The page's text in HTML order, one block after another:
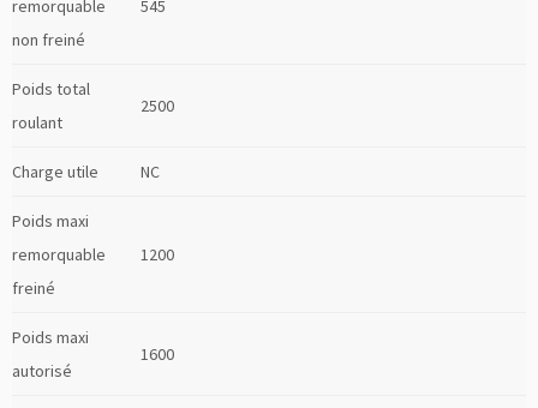
remorquable
non freiné
545
Poids total
roulant
2500
Charge utile NC
Poids maxi
remorquable
freiné
1200
Poids maxi
autorisé
1600